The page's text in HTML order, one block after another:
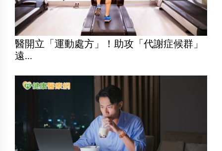
醫開立「運動處方」！助攻「代謝症候群」
遠...